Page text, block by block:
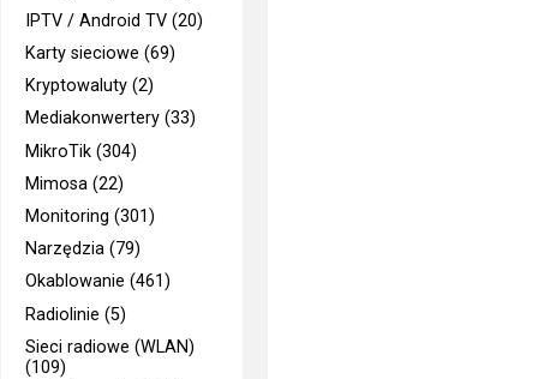
IPTV / Android TV (20)
Karty sieciowe (69)
Kryptowaluty (2)
Mediakonwertery (33)
MikroTik (304)
Mimosa (22)
Monitoring (301)
Narzędzia (79)
Okablowanie (461)
Radiolinie (5)
Sieci radiowe (WLAN)
(109)